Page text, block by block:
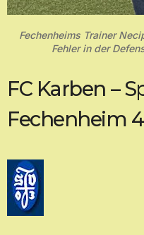
Fechenheims Trainer
Fehler in der
FC Karben –
Fechenheim